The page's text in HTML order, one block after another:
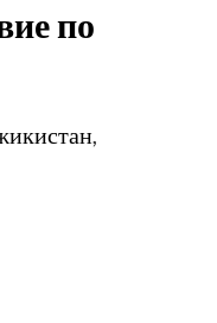
по